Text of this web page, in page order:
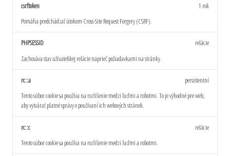
csrftoken
Pomáha predchádzať útokom Cross-Site Request Forgery (CSRF).
1 rok
PHPSESSID
Zachováva stav užívateľskej relácie naprieč požiadavkami na stránky.
relácie
rc::a
Tento súbor cookie sa používa na rozlíšenie medzi ľuďmi a robotmi. To je výhodné pre web,
aby vytvárať platné správy o používaní ich webových stránok.
persistentní
rc::c
Tento súbor cookie sa používa na rozlíšenie medzi ľuďmi a robotmi.
relácie